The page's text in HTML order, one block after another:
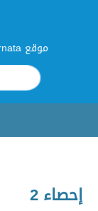
موقع Learnata
إحصاء 2